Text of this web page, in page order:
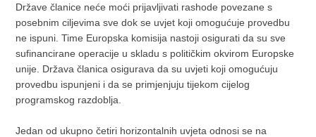
Države članice neće moći prijavljivati rashode povezane s
posebnim ciljevima sve dok se uvjet koji omogućuje provedbu
ne ispuni. Time Europska komisija nastoji osigurati da su sve
sufinancirane operacije u skladu s političkim okvirom Europske
unije. Država članica osigurava da su uvjeti koji omogućuju
provedbu ispunjeni i da se primjenjuju tijekom cijelog
programskog razdoblja.
Jedan od ukupno četiri horizontalnih uvjeta odnosi se na